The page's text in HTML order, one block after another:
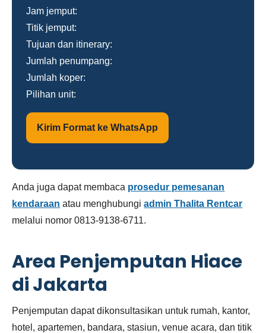
Jam jemput:
Titik jemput:
Tujuan dan itinerary:
Jumlah penumpang:
Jumlah koper:
Pilihan unit:
Kirim Format ke WhatsApp
Anda juga dapat membaca prosedur pemesanan
kendaraan atau menghubungiadmin Thalita Rentcar
melalui nomor 0813-9138-6711.
Area Penjemputan Hiace
di Jakarta
Penjemputan dapat dikonsultasikan untuk rumah, kantor,
hotel, apartemen, bandara, stasiun, venue acara, dan titik